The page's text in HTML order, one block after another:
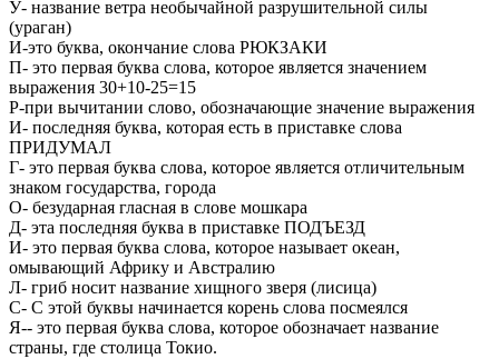
У- название ветра необычайной разрушительной силы
(ураган)
И-это буква, окончание слова РЮКЗАКИ
П- это первая буква слова, которое является значением
выражения 30+10-25=15
Р-при вычитании слово, обозначающие значение выражения
И- последняя буква, которая есть в приставке слова
ПРИДУМАЛ
Г- это первая буква слова, которое является отличительным
знаком государства, города
О- безударная гласная в слове мошкара
Д- эта последняя буква в приставке ПОДЪЕЗД
И- это первая буква слова, которое называет океан,
омывающий Африку и Австралию
Л- гриб носит название хищного зверя (лисица)
С- С этой буквы начинается корень слова посмеялся
Я-- это первая буква слова, которое обозначает название
страны, где столица Токио.